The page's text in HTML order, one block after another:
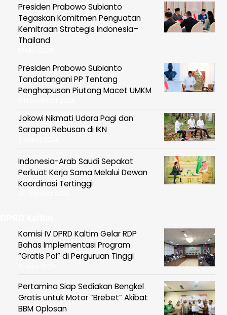
Presiden Prabowo Subianto
Tegaskan Komitmen Penguatan
Kemitraan Strategis Indonesia–
Thailand
Presiden Prabowo Subianto
Tandatangani PP Tentang
Penghapusan Piutang Macet UMKM
Jokowi Nikmati Udara Pagi dan
Sarapan Rebusan di IKN
Indonesia-Arab Saudi Sepakat
Perkuat Kerja Sama Melalui Dewan
Koordinasi Tertinggi
Komisi IV DPRD Kaltim Gelar RDP
Bahas Implementasi Program
“Gratis Pol” di Perguruan Tinggi
Pertamina Siap Sediakan Bengkel
Gratis untuk Motor ”Brebet” Akibat
BBM Oplosan